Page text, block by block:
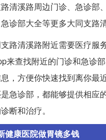
清溪路周边门诊、急诊部
诊部大全等更多大同支路
路清溪路附近需要医疗服
来查找附近的门诊和急诊
，方便你快速找到离你最
急诊部，都能够提供相应
断和治疗。
健康医院做胃镜多钱